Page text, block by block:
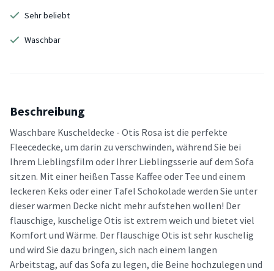
Sehr beliebt
Waschbar
Beschreibung
Waschbare Kuscheldecke - Otis Rosa ist die perfekte
Fleecedecke, um darin zu verschwinden, während Sie bei
Ihrem Lieblingsfilm oder Ihrer Lieblingsserie auf dem Sofa
sitzen. Mit einer heißen Tasse Kaffee oder Tee und einem
leckeren Keks oder einer Tafel Schokolade werden Sie unter
dieser warmen Decke nicht mehr aufstehen wollen! Der
flauschige, kuschelige Otis ist extrem weich und bietet viel
Komfort und Wärme. Der flauschige Otis ist sehr kuschelig
und wird Sie dazu bringen, sich nach einem langen
Arbeitstag, auf das Sofa zu legen, die Beine hochzulegen und